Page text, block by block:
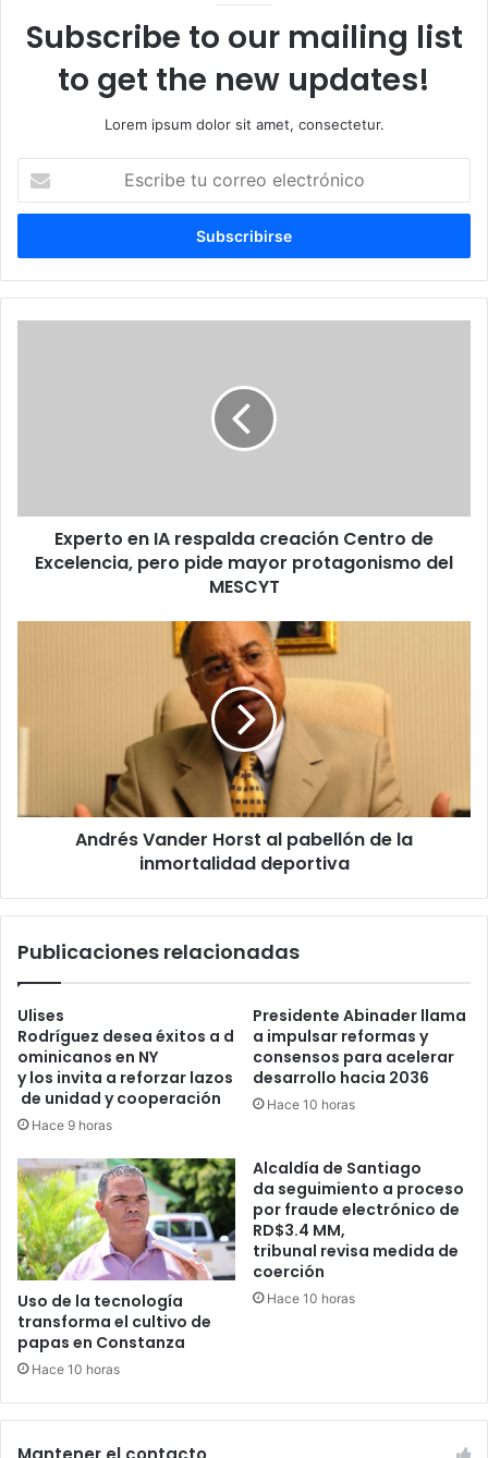
Subscribe to our mailing list
to get the new updates!
Lorem ipsum dolor sit amet, consectetur.
correo
pero
mayor
Experto en IA respalda creación Centro de
Excelencia, pero pide mayor protagonismo del
MESCYT
deportiva
Andrés Vander Horst al pabellón de la
inmortalidad deportiva
Publicaciones relacionadas
Ulises
Rodríguez desea éxitos a d
ominicanos en NY
y los invita a reforzar lazos
de unidad y cooperación
Hace 9 horas
Presidente Abinader llama
a impulsar reformas y
consensos para acelerar
desarrollo hacia 2036
Hace 10 horas
Uso de la tecnología
transforma el cultivo de
papas en Constanza
Hace 10 horas
Alcaldía de Santiago
da seguimiento a proceso
por fraude electrónico de
RD$3.4 MM,
tribunal revisa medida de
coerción
Hace 10 horas